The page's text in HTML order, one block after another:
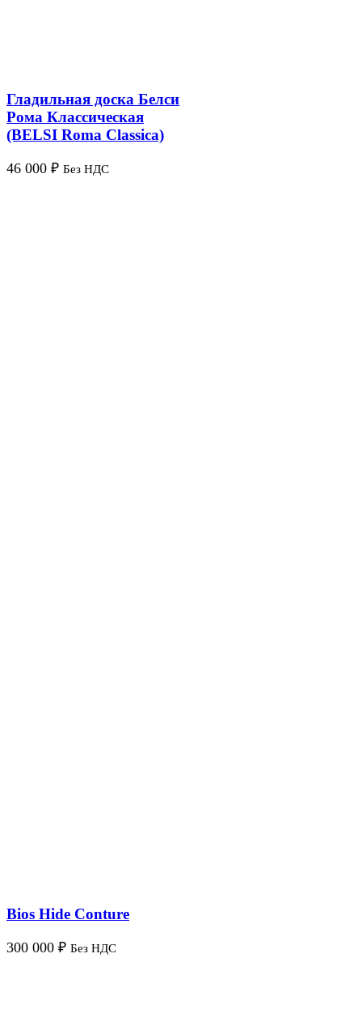
Гладильная доска Белси
Рома Классическая
(BELSI Roma Classica)
46 000 ₽ Без НДС
Bios Hide Conture
300 000 ₽ Без НДС